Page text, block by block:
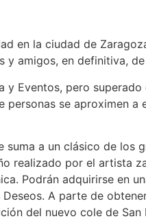
en la ciudad de
y amigos, en definitiva,
y Eventos, pero
personas se aproximen a
suma a un clásico de los
realizado por el artista
Podrán adquirirse en
A parte de
del nuevo cole de